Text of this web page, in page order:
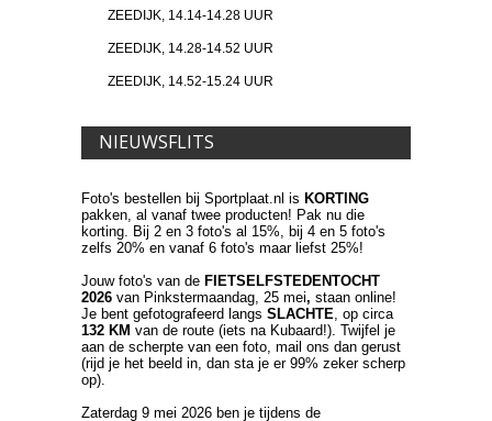
ZEEDIJK, 14.14-14.28 UUR
ZEEDIJK, 14.28-14.52 UUR
ZEEDIJK, 14.52-15.24 UUR
NIEUWSFLITS
Foto's bestellen bij Sportplaat.nl is KORTING
pakken, al vanaf twee producten! Pak nu die
korting. Bij 2 en 3 foto's al 15%, bij 4 en 5 foto's
zelfs 20% en vanaf 6 foto's maar liefst 25%!
Jouw foto's van de FIETSELFSTEDENTOCHT
2026 van Pinkstermaandag, 25 mei, staan online!
Je bent gefotografeerd langs SLACHTE , op circa
132 KM van de route (iets na Kubaard!). Twijfel je
aan de scherpte van een foto, mail ons dan gerust
(rijd je het beeld in, dan sta je er 99% zeker scherp
op).
Zaterdag 9 mei 2026 ben je tijdens de